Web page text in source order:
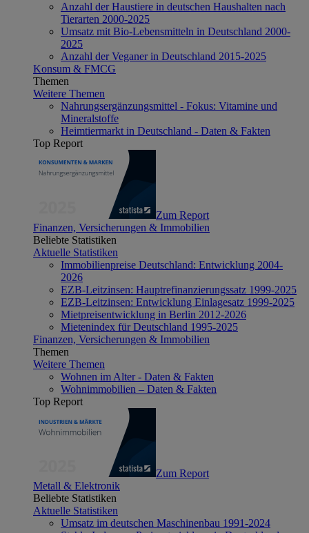
Anzahl der Haustiere in deutschen Haushalten nach
Tierarten 2000-2025
Umsatz mit Bio-Lebensmitteln in Deutschland 2000-
2025
Anzahl der Veganer in Deutschland 2015-2025
Konsum & FMCG
Themen
Weitere Themen
Nahrungsergänzungsmittel - Fokus: Vitamine und
Mineralstoffe
Heimtiermarkt in Deutschland - Daten & Fakten
Top Report
Zum Report
Finanzen, Versicherungen & Immobilien
Beliebte Statistiken
Aktuelle Statistiken
Immobilienpreise Deutschland: Entwicklung 2004-
2026
EZB-Leitzinsen: Hauptrefinanzierungssatz 1999-2025
EZB-Leitzinsen: Entwicklung Einlagesatz 1999-2025
Mietpreisentwicklung in Berlin 2012-2026
Mietenindex für Deutschland 1995-2025
Finanzen, Versicherungen & Immobilien
Themen
Weitere Themen
Wohnen im Alter - Daten & Fakten
Wohnimmobilien – Daten & Fakten
Top Report
Zum Report
Metall & Elektronik
Beliebte Statistiken
Aktuelle Statistiken
Umsatz im deutschen Maschinenbau 1991-2024